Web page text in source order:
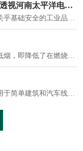
实力铸就信任，匠心连接未来——全景透视河南太平洋电缆厂
在选择长期合作伙伴时，尤其是在电缆这类关乎基础安全的工业品上，供应商的“内在实力”远比一纸报价单更重要。今天，我们邀请您“云参观”河南太平洋电缆厂，透过每一个细节，看我们如何将“可靠”二字，铸入每一米电缆。
低烟无卤电力电缆是什么电缆？顾名思义：低烟，即降低了在燃烧时有害物体的产生；卤素对于人体来说是一种有毒气体，无卤就是没有毒气体的释放，通常是针对电缆遇火灾时而言的。低烟无卤电力电缆又可以称之为环保电缆，低烟无卤电缆大多数用于医院和对环境卫生要求比较严格的地方。
电缆线是用于电力传输的管路。电缆线普遍用于简单建筑和汽车线材，作为能源输送缆线，电缆线的复杂结构勿庸置疑。根据目标功能，电缆线具有以下一些特点：建筑用和车用线材要求轻质、大批量生产、价格低廉、具有相当的电学和力学性能和长时间的耐老化性能；工业用线材必须具有符合客户要求的性能；